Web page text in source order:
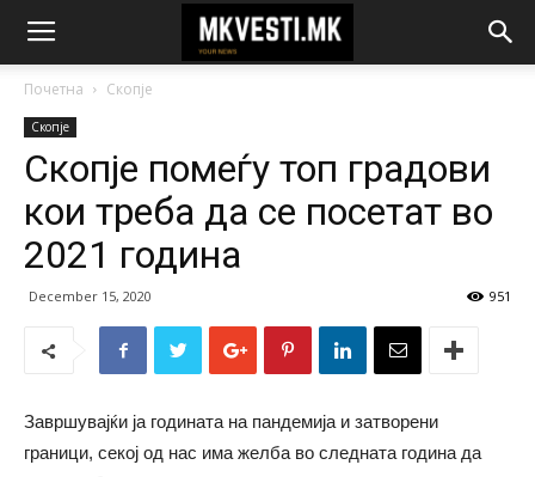
Почетна Скопје
Скопје
Скопје помеѓу топ градови
кои треба да се посетат во
2021 година
December 15, 2020 951
Завршувајќи ја годината на пандемија и затворени
граници, секој од нас има желба во следната година да